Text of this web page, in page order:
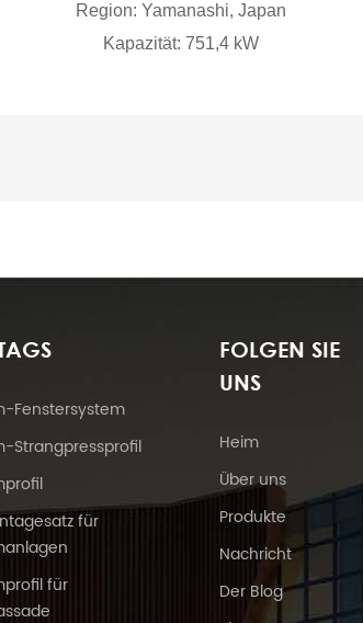
Region: Yamanashi, Japan
Kapazität: 751,4 kW
Fenstersystem
Strangpressprofil
für
für
FOLGEN SIE
UNS
Heim
Über uns
Produkte
Nachricht
Der Blog